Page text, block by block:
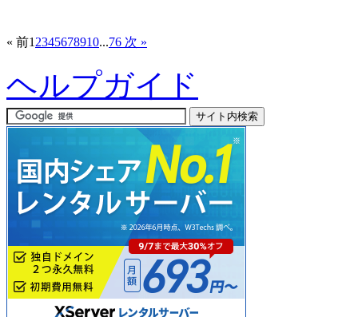
« 前1 2345678910...76 次 »
ヘルプガイド